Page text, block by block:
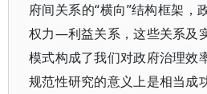
府间关系的“横向”结构框架，
权力—利益关系，这些关系及
模式构成了我们对政府治理效
规范性研究的意义上是相当成